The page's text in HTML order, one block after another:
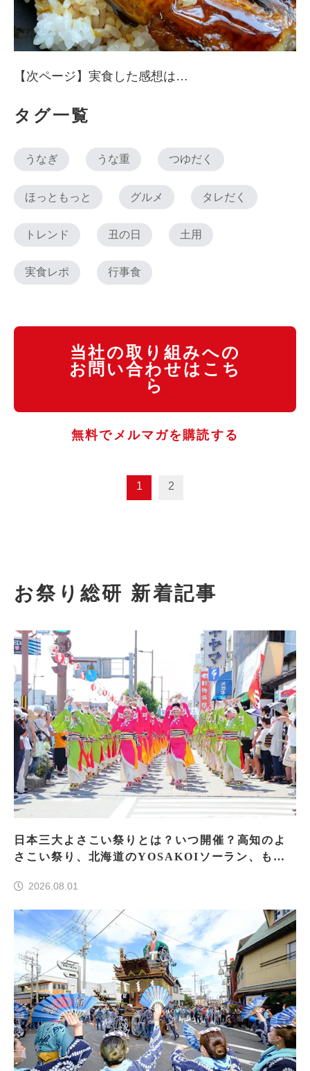
【次ページ】実食した感想は…
タグ一覧
うなぎ うな重 つゆだく
ほっともっと グルメ タレだく
トレンド 丑の日 土用
実食レポ 行事食
当社の取り組みへの
お問い合わせはこち
ら
無料でメルマガを購読する
1 2
お祭り総研 新着記事
日本三大よさこい祭りとは？いつ開催？高知のよ
さこい祭り、北海道のYOSAKOIソーラン、もう
2026.08.01